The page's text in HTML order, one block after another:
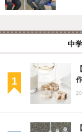
中